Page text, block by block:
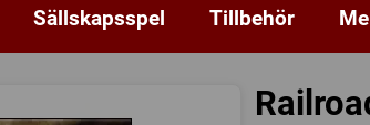
Sällskapsspel Tillbehör